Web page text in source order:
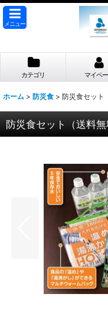
メニュー
カテゴリ マイペ
ホーム > 防災食 > 防災食セット
防災食セット（送料無